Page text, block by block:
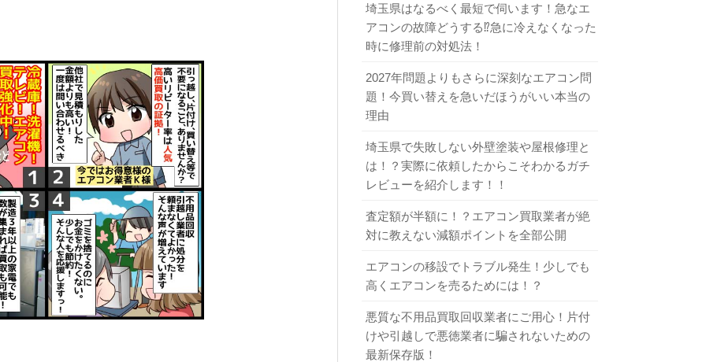
埼玉県はなるべく最短で伺います！急なエ
アコンの故障どうする⁉急に冷えなくなった
時に修理前の対処法！
2027年問題よりもさらに深刻なエアコン問
題！今買い替えを急いだほうがいい本当の
理由
埼玉県で失敗しない外壁塗装や屋根修理と
は！？実際に依頼したからこそわかるガチ
レビューを紹介します！！
査定額が半額に！？エアコン買取業者が絶
対に教えない減額ポイントを全部公開
エアコンの移設でトラブル発生！少しでも
高くエアコンを売るためには！？
悪質な不用品買取回収業者にご用心！片付
けや引越しで悪徳業者に騙されないための
最新保存版！